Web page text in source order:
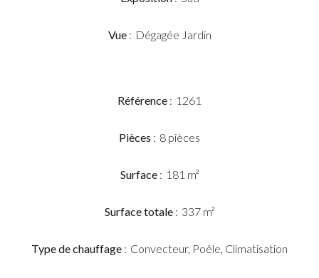
Vue Dégagée Jardin
Référence 1261
Pièces 8 pièces
Surface 181 m²
Surface totale 337 m²
Type de chauffage Convecteur, Poêle, Climatisation